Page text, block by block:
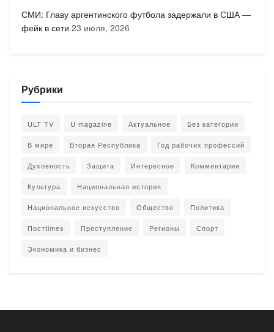
СМИ: Главу аргентинского футбола задержали в США —
фейк в сети 23 июля, 2026
Рубрики
ULT TV U magazine Актуальное Без категории
В мире Вторая Республика Год рабочих профессий
Духовность Защита Интересное Комментарии
Культура Национальная история
Национальное искусство Общество Политика
Постtimes Преступление Регионы Спорт
Экономика и бизнес